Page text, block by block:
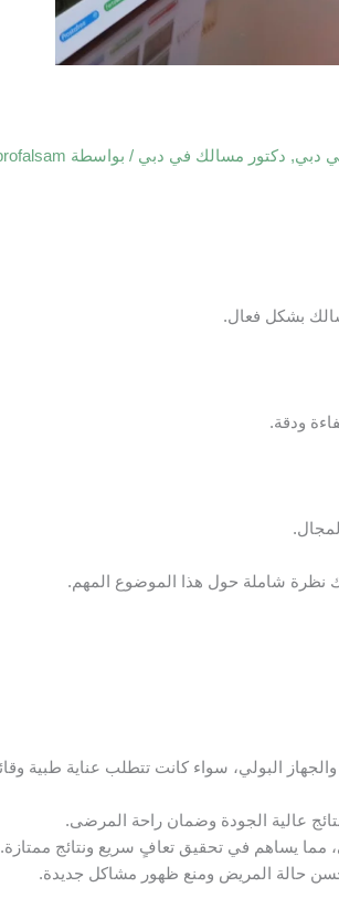
دبي, دكتور مسالك في دبي / بواسطة
بشكل فعال.
ودقة.
نظرة شاملة حول هذا الموضوع المهم.
البولي، سواء كانت تتطلب عناية طبية
عالية الجودة وضمان راحة المرضى.
مما يساهم في تحقيق تعافٍ سريع ونتائج ممتازة.
حالة المريض ومنع ظهور مشاكل جديدة.